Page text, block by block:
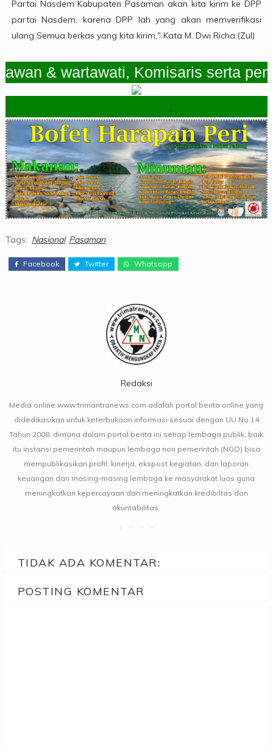
Partai Nasdem Kabupaten Pasaman akan kita kirim ke DPP
partai Nasdem, karena DPP lah yang akan memverifikasi
ulang Semua berkas yang kita kirim," Kata M. Dwi Richa.(Zul)
& wartawati, Komisaris serta
Tags: Nasional Pasaman
Facebook Twitter Whatsapp
Redaksi
Media online www.trimantranews.com adalah portal berita online yang
didedikasikan untuk keterbukaan informasi sesuai dengan UU No.14
Tahun 2008, dimana dalam portal berita ini setiap lembaga publik, baik
itu instansi pemerintah maupun lembaga non pemerintah (NGO) bisa
mempublikasikan profil, kinerja, ekspost kegiatan, dan laporan
keuangan dari masing-masing lembaga ke masyarakat luas guna
meningkatkan kepercayaan dan meningkatkan kredibiltas dan
akuntabilitas.
TIDAK ADA KOMENTAR:
POSTING KOMENTAR